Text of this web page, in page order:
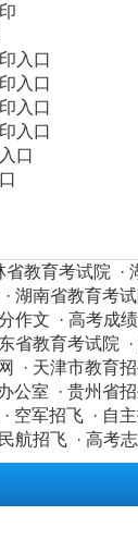
入口
入口
入口
入口
口
省教育考试院 ·
· 湖南省教育考
作文 · 高考成
省教育考试院 ·
· 天津市教育
公室 · 贵州省
· 空军招飞 · 自
航招飞 · 高考